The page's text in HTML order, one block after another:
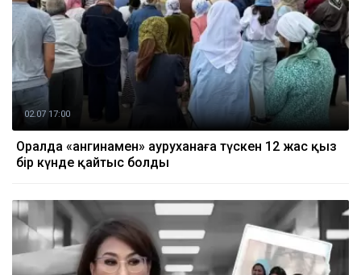
02.07 17:00
Оралда «ангинамен» ауруханаға түскен 12 жас қыз
бір күнде қайтыс болды